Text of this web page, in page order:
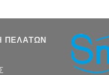
ΠΕΛΑΤΩΝ